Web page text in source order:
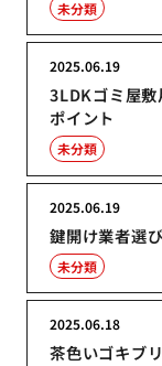
未分類
3LDKゴミ屋敷
ポイント
2025.06.19
未分類
鍵開け業者選
2025.06.19
未分類
茶色いゴキブ
2025.06.18